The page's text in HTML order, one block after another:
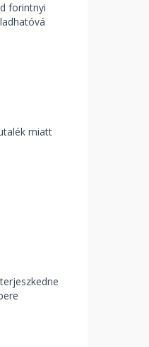
forintnyi
miatt